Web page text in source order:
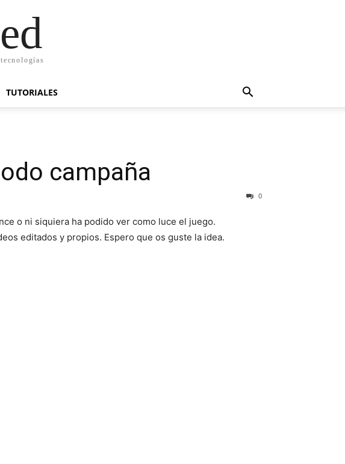
TUTORIALES
campaña
0
o ni siquiera ha podido ver como luce el juego.
editados y propios. Espero que os guste la idea.